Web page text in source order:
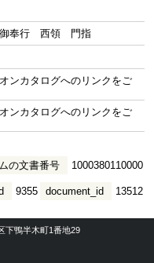
奉行 西領 門指
ンカタログへのリンクをご
ンカタログへのリンクをご
の文書番号 1000380110000
document_id 13512
9355
下鴨半木町1番地29